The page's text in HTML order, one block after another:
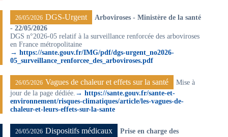
26/05/2026 DGS-Urgent
Arboviroses - Ministère de la santé
- 22/05/2026
DGS n°2026-05 relatif à la surveillance renforcée des arboviroses
en France métropolitaine
→ https://sante.gouv.fr/IMG/pdf/dgs-urgent_no2026-
05_surveillance_renforcee_des_arboviroses.pdf
26/05/2026 Vagues de chaleur et effets sur la santé
Mise à
jour de la page dédiée. → https://sante.gouv.fr/sante-et-
environnement/risques-climatiques/article/les-vagues-de-
chaleur-et-leurs-effets-sur-la-sante
26/05/2026 Dispositifs médicaux
Prise en charge des